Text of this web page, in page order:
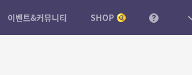
이벤트&커뮤니티 SHOP